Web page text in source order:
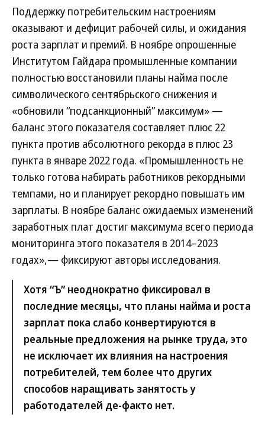
Поддержку потребительским настроениям
оказывают и дефицит рабочей силы, и ожидания
роста зарплат и премий. В ноябре опрошенные
Институтом Гайдара промышленные компании
полностью восстановили планы найма после
символического сентябрьского снижения и
«обновили “подсанкционный” максимум» —
баланс этого показателя составляет плюс 22
пункта против абсолютного рекорда в плюс 23
пункта в январе 2022 года. «Промышленность не
только готова набирать работников рекордными
темпами, но и планирует рекордно повышать им
зарплаты. В ноябре баланс ожидаемых изменений
заработных плат достиг максимума всего периода
мониторинга этого показателя в 2014–2023
годах»,— фиксируют авторы исследования.
Хотя “Ъ” неоднократно фиксировал в
последние месяцы, что планы найма и роста
зарплат пока слабо конвертируются в
реальные предложения на рынке труда, это
не исключает их влияния на настроения
потребителей, тем более что других
способов наращивать занятость у
работодателей де-факто нет.